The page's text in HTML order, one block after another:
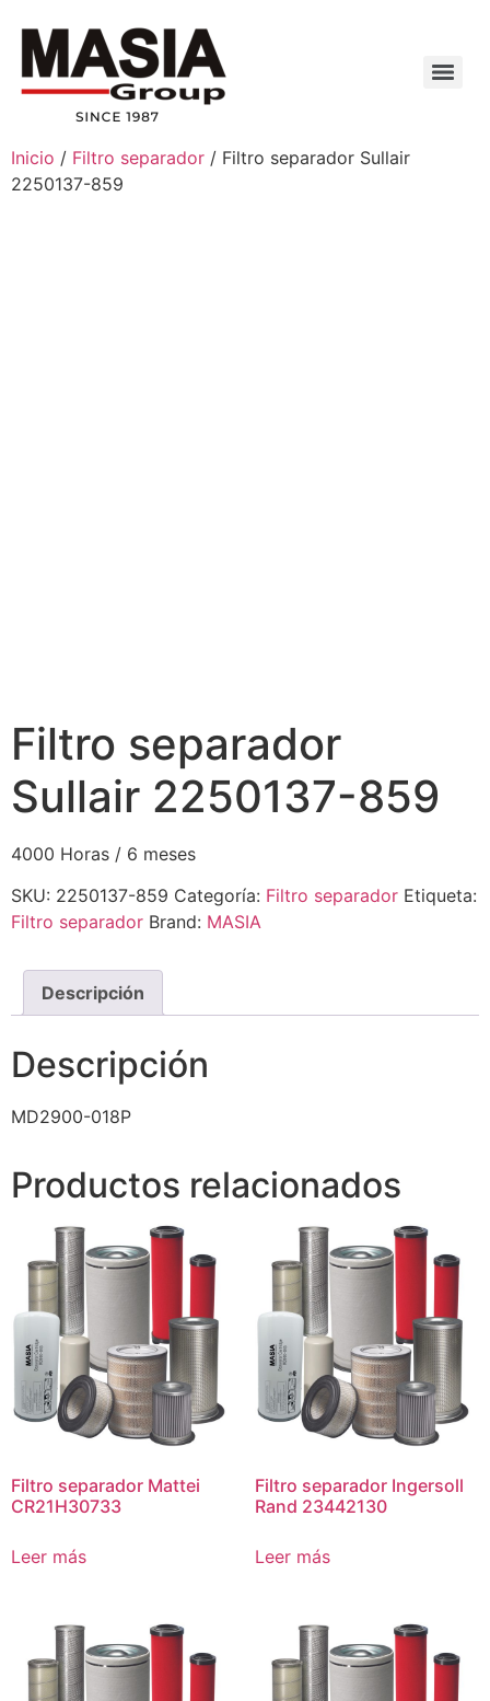
Inicio / Filtro separador / Filtro separador Sullair
2250137-859
Filtro separador
Sullair 2250137-859
4000 Horas / 6 meses
SKU: 2250137-859 Categoría: Filtro separador Etiqueta:
Filtro separador Brand: MASIA
Descripción
Descripción
MD2900-018P
Productos relacionados
Filtro separador Mattei
CR21H30733
Leer más
Filtro separador Ingersoll
Rand 23442130
Leer más